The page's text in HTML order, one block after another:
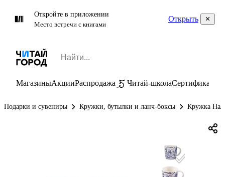
Откройте в приложении
Место встречи с книгами
Открыть
МагазиныАкцииРаспродажа Читай-школаСертификаты
Подарки и сувениры Кружки, бутылки и ланч-боксы Кружка